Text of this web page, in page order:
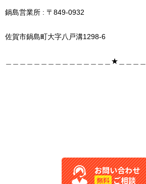
鍋島営業所 : 〒849-0932
佐賀市鍋島町大字八戸溝1298-6
＿＿＿＿＿＿＿＿＿＿＿＿＿＿＿★＿＿＿
お問い合わせ
無料 ご相談